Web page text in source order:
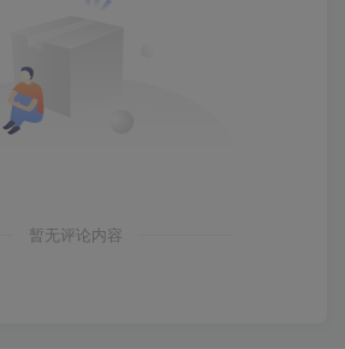
暂无评论内容